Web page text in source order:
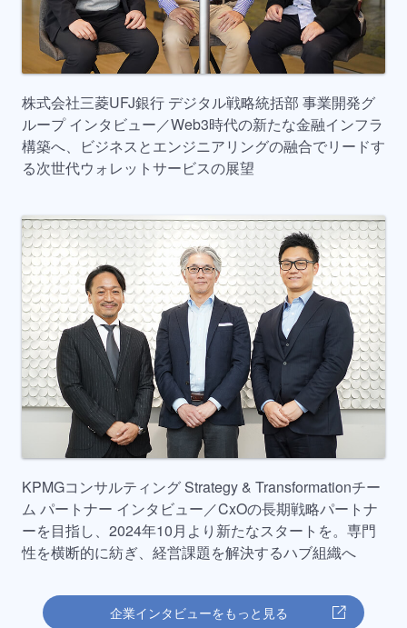
株式会社三菱UFJ銀行 デジタル戦略統括部 事業開発グ
ループ インタビュー／Web3時代の新たな金融インフラ
構築へ、ビジネスとエンジニアリングの融合でリードす
る次世代ウォレットサービスの展望
KPMGコンサルティング Strategy & Transformationチー
ム パートナー インタビュー／CxOの長期戦略パートナ
ーを目指し、2024年10月より新たなスタートを。専門
性を横断的に紡ぎ、経営課題を解決するハブ組織へ
企業インタビューをもっと見る